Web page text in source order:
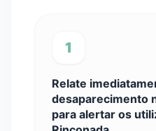
1
Relate
desaparecimento
para alertar os